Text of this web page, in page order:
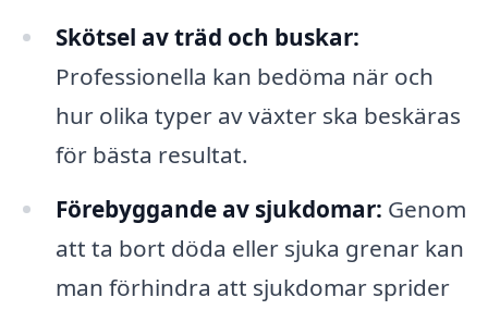
Skötsel av träd och buskar:
Professionella kan bedöma när och
hur olika typer av växter ska beskäras
för bästa resultat.
Förebyggande av sjukdomar: Genom
att ta bort döda eller sjuka grenar kan
man förhindra att sjukdomar sprider